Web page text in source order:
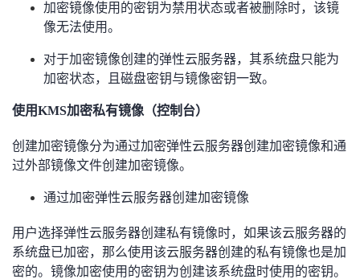
坛
圈
的
我
注
开
者
的
Programs
我
支
加密镜像使用的密钥为禁用状态或者被删除时，该镜
像无法使用。
对于加密镜像创建的弹性云服务器，其系统盘只能为
加密状态，且磁盘密钥与镜像密钥一致。
使用KMS加密私有镜像（控制台）
创建加密镜像分为通过加密弹性云服务器创建加密镜像和通
过外部镜像文件创建加密镜像。
通过加密弹性云服务器创建加密镜像
用户选择弹性云服务器创建私有镜像时，如果该云服务器的
系统盘已加密，那么使用该云服务器创建的私有镜像也是加
密的。镜像加密使用的密钥为创建该系统盘时使用的密钥。